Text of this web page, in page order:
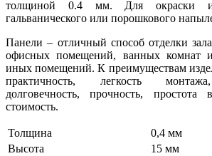
толщиной 0.4 мм. Для окраски
гальванического или порошкового
Панели – отличный способ отделки
офисных помещений, ванных комнат
иных помещений. К преимуществам
практичность, легкость
долговечность, прочность, простота
стоимость.
Толщина
0,4 мм
Высота
15 мм